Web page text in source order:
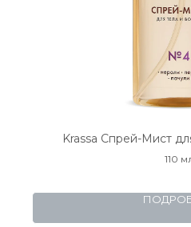
Krassa Спрей-Мист
110